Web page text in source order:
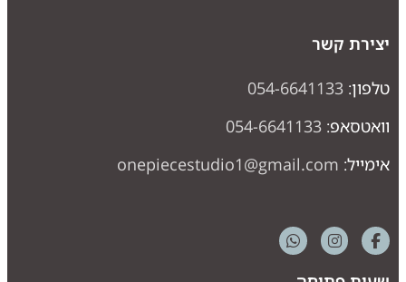
קשר
054-6641133
054-6641133
onepiecestudio1@gmail.com